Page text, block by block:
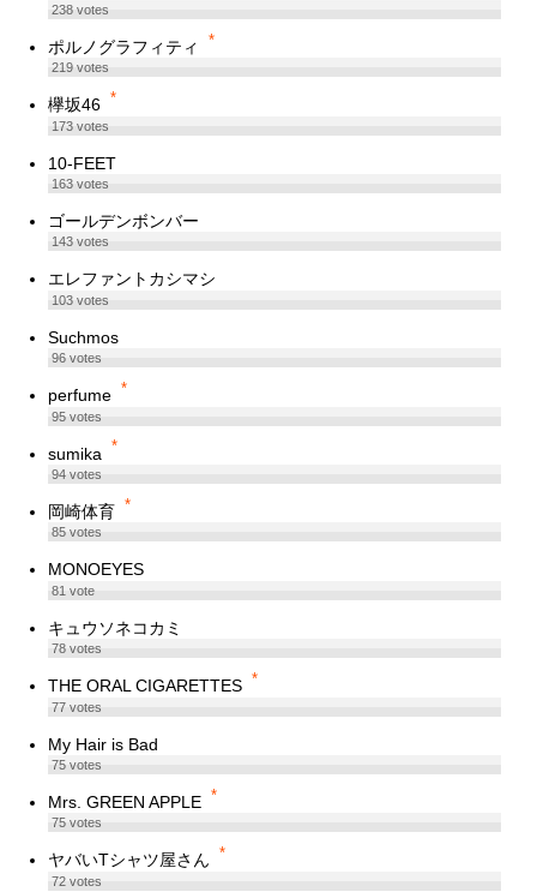
238votes
ポルノグラフィティ *
219votes
欅坂46 *
173votes
10-FEET
163votes
ゴールデンボンバー
143votes
エレファントカシマシ
103votes
Suchmos
96votes
perfume *
95votes
sumika *
94votes
岡崎体育 *
85votes
MONOEYES
81vote
キュウソネコカミ
78votes
THE ORAL CIGARETTES *
77votes
My Hair is Bad
75votes
Mrs. GREEN APPLE *
75votes
ヤバいTシャツ屋さん *
72votes